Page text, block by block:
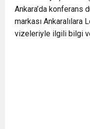
0:12 Nar suyunun
0:07
Ankara’da konferans
markası Ankaralılara
vizeleriyle ilgili bilgi